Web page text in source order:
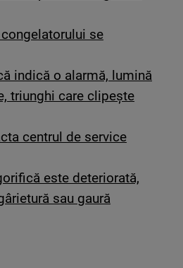
se
indică o alarmă, lumină
triunghi care clipește
centrul de service
este deteriorată,
sau gaură